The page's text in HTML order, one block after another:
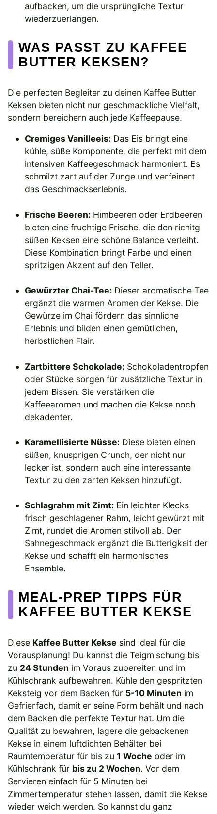
aufbacken, um die ursprüngliche Textur
wiederzuerlangen.
WAS PASST ZU KAFFEE
BUTTER KEKSEN?
Die perfecten Begleiter zu deinen Kaffee Butter
Keksen bieten nicht nur geschmackliche Vielfalt,
sondern bereichern auch jede Kaffeepause.
Cremiges Vanilleeis: Das Eis bringt eine
kühle, süße Komponente, die perfekt mit dem
intensiven Kaffeegeschmack harmoniert. Es
schmilzt zart auf der Zunge und verfeinert
das Geschmackserlebnis.
Frische Beeren: Himbeeren oder Erdbeeren
bieten eine fruchtige Frische, die den richitg
süßen Keksen eine schöne Balance verleiht.
Diese Kombination bringt Farbe und einen
spritzigen Akzent auf den Teller.
Gewürzter Chai-Tee: Dieser aromatische Tee
ergänzt die warmen Aromen der Kekse. Die
Gewürze im Chai fördern das sinnliche
Erlebnis und bilden einen gemütlichen,
herbstlichen Flair.
Zartbittere Schokolade: Schokoladentropfen
oder Stücke sorgen für zusätzliche Textur in
jedem Bissen. Sie verstärken die
Kaffeearomen und machen die Kekse noch
dekadenter.
Karamellisierte Nüsse: Diese bieten einen
süßen, knusprigen Crunch, der nicht nur
lecker ist, sondern auch eine interessante
Textur zu den zarten Keksen hinzufügt.
Schlagrahm mit Zimt: Ein leichter Klecks
frisch geschlagener Rahm, leicht gewürzt mit
Zimt, rundet die Aromen stilvoll ab. Der
Sahnegeschmack ergänzt die Butterigkeit der
Kekse und schafft ein harmonisches
Ensemble.
MEAL-PREP TIPPS FÜR
KAFFEE BUTTER KEKSE
Diese Kaffee Butter Kekse sind ideal für die
Vorausplanung! Du kannst die Teigmischung bis
zu 24 Stunden im Voraus zubereiten und im
Kühlschrank aufbewahren. Kühle den gespritzten
Keksteig vor dem Backen für 5-10 Minuten im
Gefrierfach, damit er seine Form behält und nach
dem Backen die perfekte Textur hat. Um die
Qualität zu bewahren, lagere die gebackenen
Kekse in einem luftdichten Behälter bei
Raumtemperatur für bis zu 1 Woche oder im
Kühlschrank für bis zu 2 Wochen. Vor dem
Servieren einfach für 5 Minuten bei
Zimmertemperatur stehen lassen, damit die Kekse
wieder weich werden. So kannst du ganz